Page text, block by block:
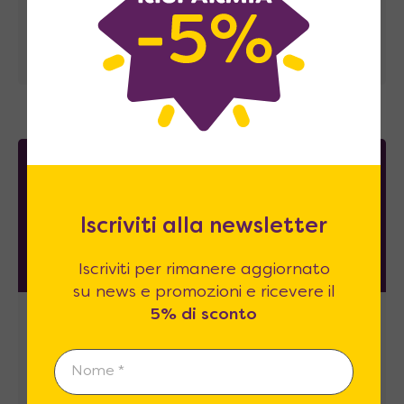
Letti a scomparsa,materassi,
monoblocco
, tavolini saliscendi, consolles
allungabili e naturalmente armadi.
2017
dedicato alle soluzioni salva spazio.
Iscriviti alla newsletter
Iscriviti per rimanere aggiornato
su news e promozioni e ricevere il
5% di sconto